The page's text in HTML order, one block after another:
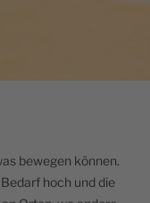
bewegen können.
hoch und die